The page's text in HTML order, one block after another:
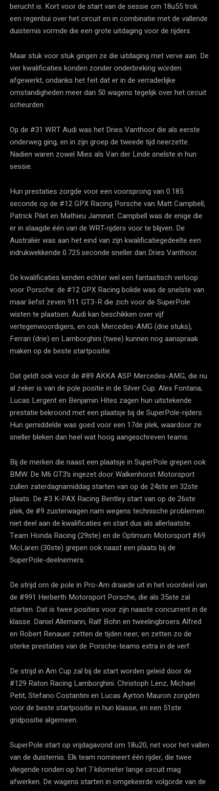
berucht is. Kort voor de start van de sessie om 18u55 trok
een regenbui over het circuit en in combinatie met de vallende
duisternis vormde die een grote uitdaging voor de rijders.
Maar stuk voor stuk gingen ze die uitdaging met verve aan. De
vier kwalificaties konden zonder onderbreking worden
afgewerkt, ondanks het feit dat er in de verraderlijke
omstandigheden meer dan 50 wagens tegelijk over het circuit
scheurden.
Op de #31 WRT Audi was het Dries Vanthoor die als eerste
onderweg ging, en in zijn groep de tweede tijd neerzette.
Nadien waren zowel Mies als Van der Linde snelste in hun
sessie.
Hun prestaties zorgde voor een voorsprong van 0.185
seconde op de #12 GPX Racing Porsche van Matt Campbell,
Patrick Pilet en Mathieu Jaminet. Campbell was de enige die
er in slaagde één van de WRT-rijders voor te blijven. De
Australiër was aan het eind van zijn kwalificatiegedeelte een
indrukwekkende 0.725 seconde sneller dan Dries Vanthoor.
De kwalificaties kenden echter wel een fantastisch verloop
voor Porsche: de #12 GPX Racing bolide was de snelste van
maar liefst zeven 911 GT3-R die zich voor de SuperPole
wisten te plaatsen. Audi kan beschikken over vijf
vertegenwoordigers, en ook Mercedes-AMG (drie stuks),
Ferrari (drie) en Lamborghini (twee) kunnen nog aanspraak
maken op de beste startpositie.
Dat geldt ook voor de #89 AKKA ASP Mercedes-AMG, die nu
al zeker is van de pole positie in de Silver Cup. Alex Fontana,
Lucas Lergent en Benjamin Hites zagen hun uitstekende
prestatie bekroond met een plaatsje bij de SuperPole-rijders.
Hun gemiddelde was goed voor een 17de plek, waardoor ze
sneller bleken dan heel wat hoog aangeschreven teams.
Bij de merken die naast een plaatsje in SuperPole grepen ook
BMW. De M6 GT3’s ingezet door Walkenhorst Motorsport
zullen zaterdagnamiddag starten van op de 24ste en 32ste
plaats. De #3 K-PAX Racing Bentley start van op de 26ste
plek, de #9 zusterwagen nam wegens technische problemen
niet deel aan de kwalificaties en start dus als allerlaatste.
Team Honda Racing (29ste) en de Optimum Motorsport #69
McLaren (30ste) grepen ook naast een plaats bij de
SuperPole-deelnemers.
De strijd om de pole in Pro-Am draaide uit in het voordeel van
de #991 Herberth Motorsport Porsche, die als 35ste zal
starten. Dat is twee posities voor zijn naaste concurrent in de
klasse. Daniel Allemann, Ralf Bohn en tweelingbroers Alfred
en Robert Renauer zetten de tijden neer, en zetten zo de
sterke prestaties van de Porsche-teams extra in de verf.
De strijd in Am Cup zal bij de start worden geleid door de
#129 Raton Racing Lamborghini. Christoph Lenz, Michael
Petit, Stefano Costantini en Lucas Ayrton Mauron zorgden
voor de beste startpositie in hun klasse, en een 51ste
gridpositie algemeen.
SuperPole start op vrijdagavond om 18u20, net voor het vallen
van de duisternis. Elk team nomineert één rijder, die twee
vliegende ronden op het 7 kilometer lange circuit mag
afwerken. De wagens starten in omgekeerde volgorde van de